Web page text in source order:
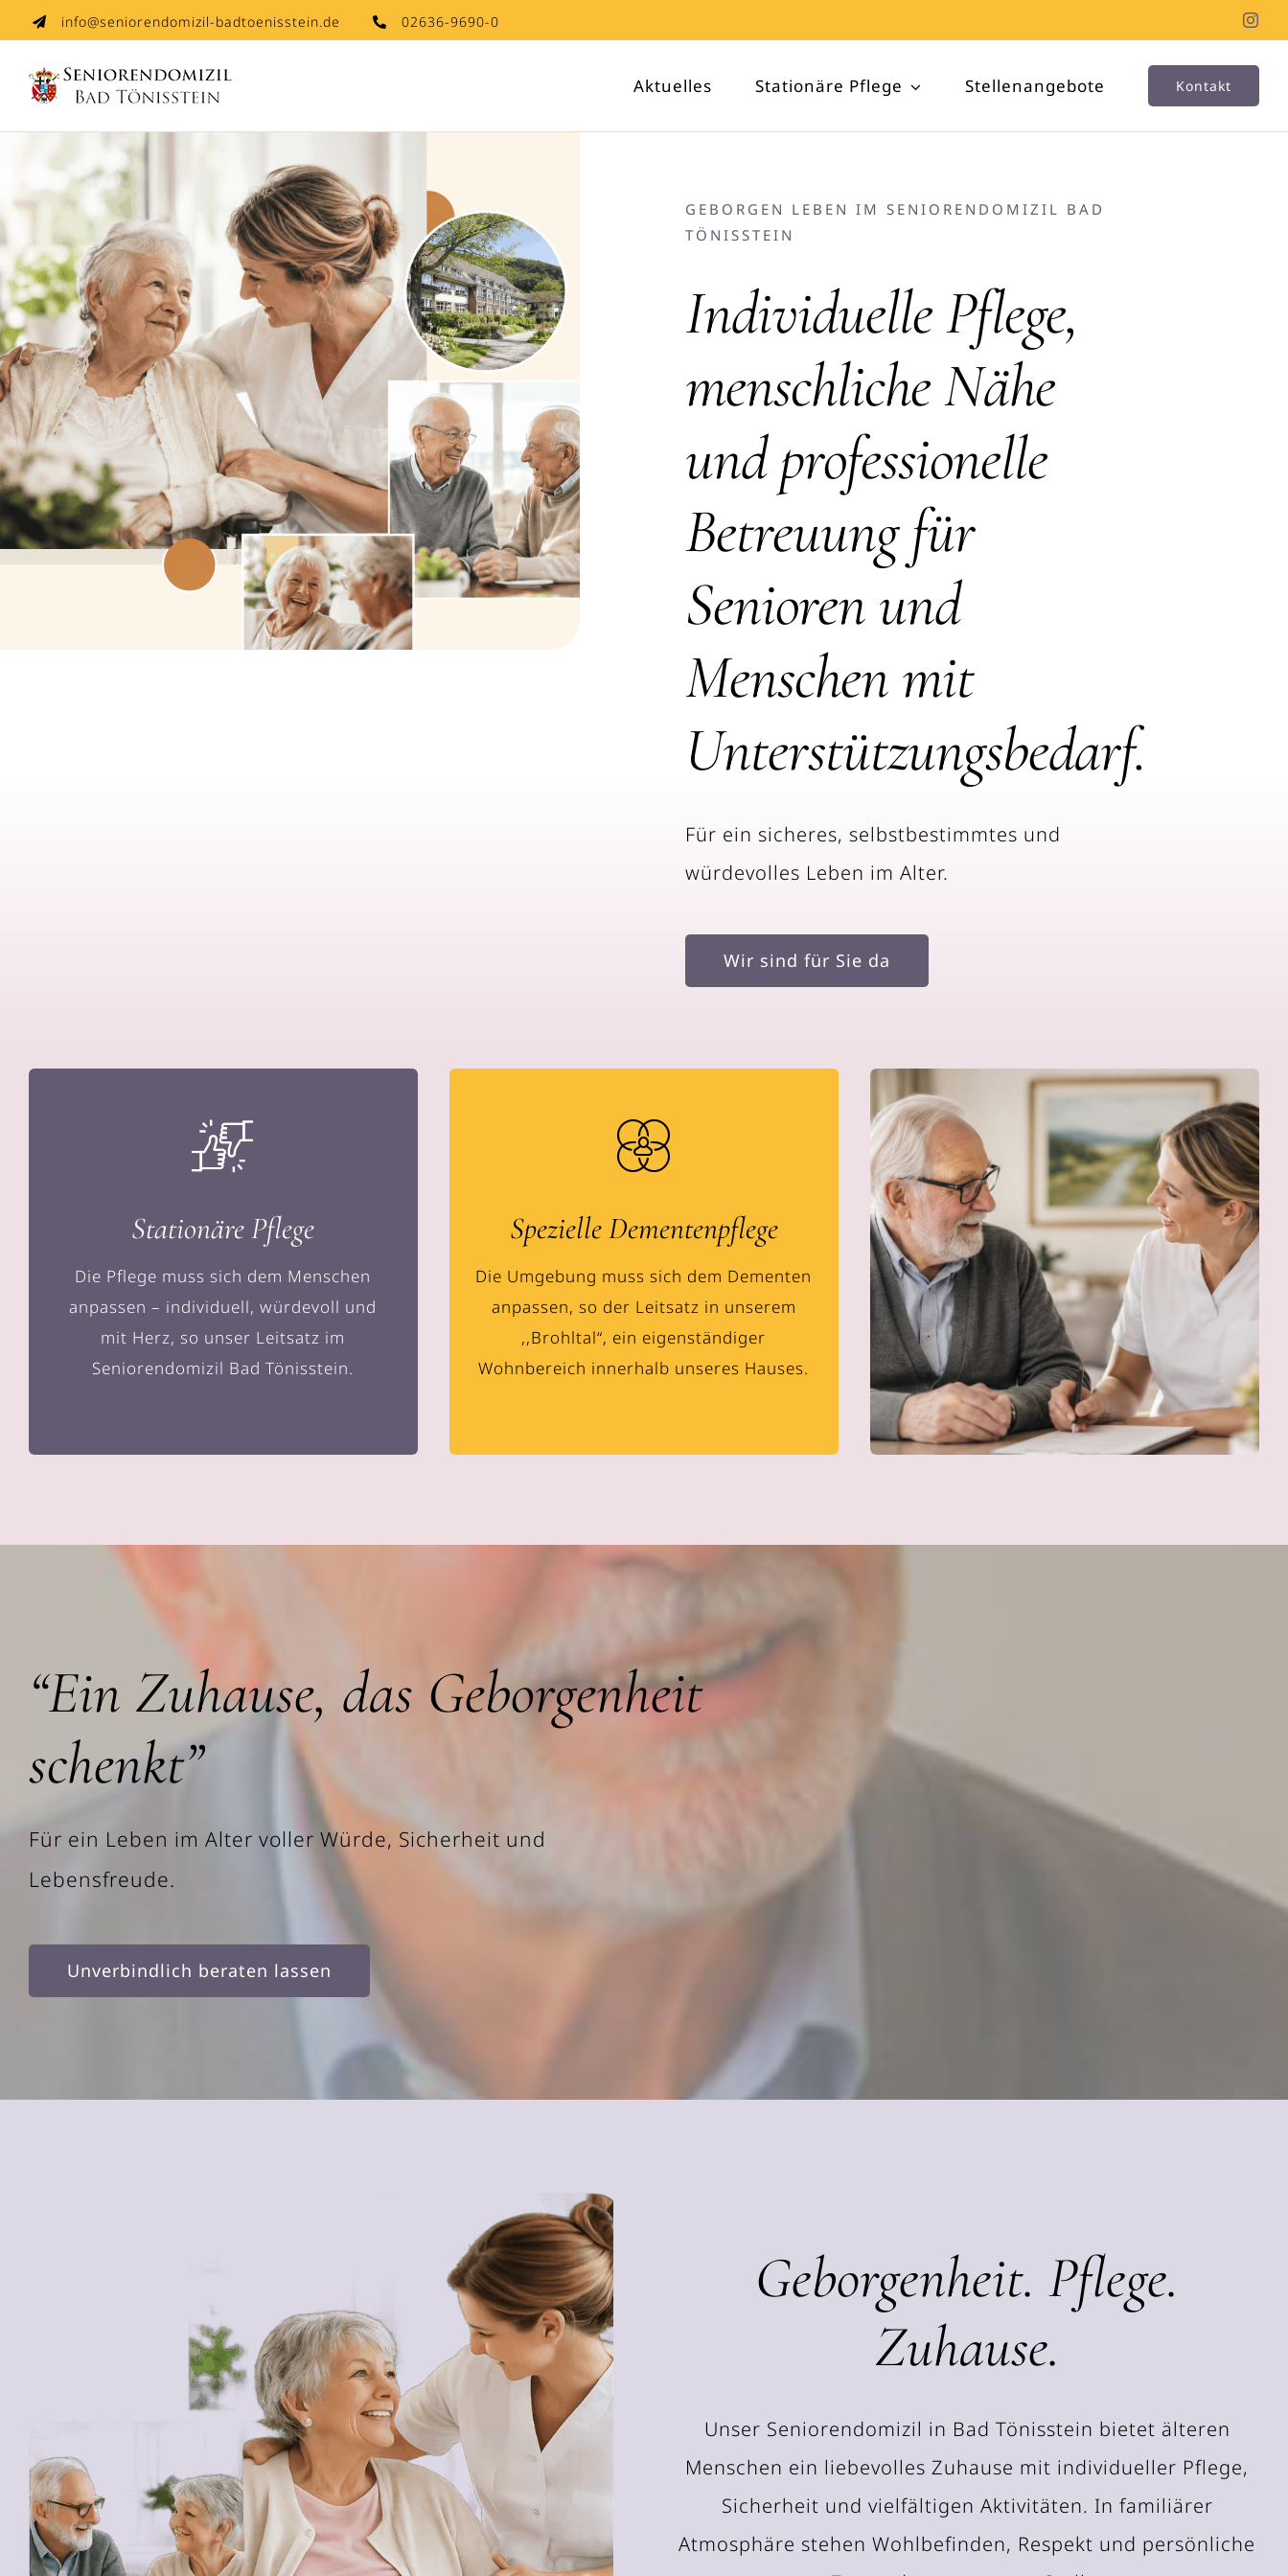
Skip
content
info@seniorendomizil-badtoenisstein.de 02636-9690-0
Aktuelles Stationäre Pflege Stellenangebote Kontakt
GEBORGEN LEBEN IM SENIORENDOMIZIL BAD
TÖNISSTEIN
Individuelle Pflege,
menschliche Nähe
und professionelle
Betreuung für
Senioren und
Menschen mit
Unterstützungsbedarf.
Für ein sicheres, selbstbestimmtes und
würdevolles Leben im Alter.
Wir sind für Sie da
Stationäre Pflege
Die Pflege muss sich dem Menschen
anpassen – individuell, würdevoll und
mit Herz, so unser Leitsatz im
Seniorendomizil Bad Tönisstein.
Spezielle Dementenpflege
Die Umgebung muss sich dem Dementen
anpassen, so der Leitsatz in unserem
,,Brohltal“, ein eigenständiger
Wohnbereich innerhalb unseres Hauses.
“Ein Zuhause, das Geborgenheit
schenkt”
Für ein Leben im Alter voller Würde, Sicherheit und
Lebensfreude.
Unverbindlich beraten lassen
Geborgenheit. Pflege.
Zuhause.
Unser Seniorendomizil in Bad Tönisstein bietet älteren
Menschen ein liebevolles Zuhause mit individueller Pflege,
Sicherheit und vielfältigen Aktivitäten. In familiärer
Atmosphäre stehen Wohlbefinden, Respekt und persönliche